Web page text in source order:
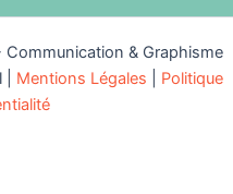
& Graphisme
Mentions Légales
Politique